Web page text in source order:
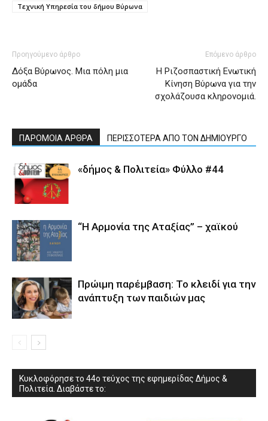
Τεχνική Υπηρεσία του δήμου Βύρωνα
Προηγούμενο άρθρο
Δόξα Βύρωνος. Μια πόλη μια
ομάδα
Επόμενο άρθρο
Η Ριζοσπαστική Ενωτική
Κίνηση Βύρωνα για την
σχολάζουσα κληρονομιά.
ΠΑΡΟΜΟΙΑ ΑΡΘΡΑ ΠΕΡΙΣΣΟΤΕΡΑ ΑΠΟ ΤΟΝ ΔΗΜΙΟΥΡΓΟ
«δήμος & Πολιτεία» Φύλλο #44
“Η Αρμονία της Αταξίας” – χαϊκού
Πρώιμη παρέμβαση: Το κλειδί για την
ανάπτυξη των παιδιών µας
Κυκλοφόρησε το 44ο τεύχος της εφημερίδας Δήμος &
Πολιτεία. Διαβάστε το: